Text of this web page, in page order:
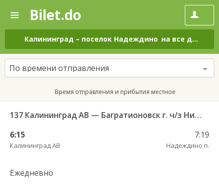
—
Поиск
и
покупка
билетов
на
автобус
онлайн
Bilet.do
Калининград – поселок Надеждино на все дни
По времени отправления
Время отправления и прибытия местное
137 Калининград АВ — Багратионовск г. ч/з Нивенское п., Славяновка п.
6:15
Калининград АВ
7:19
Надеждино п.
Ежедневно